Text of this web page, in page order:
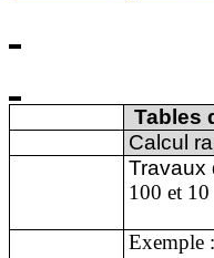
Tables
Calcul
Travaux
100 et 10
Exemple